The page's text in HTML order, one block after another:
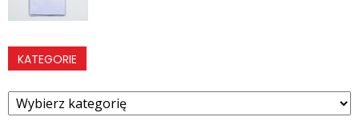
KATEGORIE
Kategorie